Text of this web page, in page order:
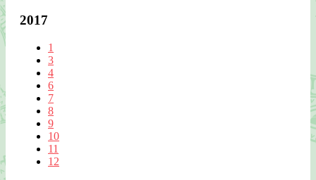
2017
1
3
4
6
7
8
9
10
11
12